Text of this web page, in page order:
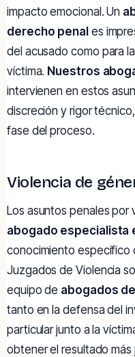
impacto emocional. Un
derecho penal es
del acusado como para
víctima. Nuestros
intervienen en estos
discreción y rigor
fase del proceso.
Violencia de
Los asuntos penales por
abogado especialista
conocimiento específico
Juzgados de Violencia
equipo de abogados
tanto en la defensa del
particular junto a la
obtener el resultado más